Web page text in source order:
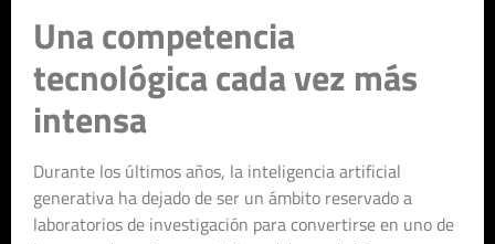
Una competencia
tecnológica cada vez más
intensa
Durante los últimos años, la inteligencia artificial
generativa ha dejado de ser un ámbito reservado a
laboratorios de investigación para convertirse en uno de